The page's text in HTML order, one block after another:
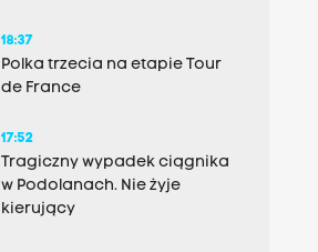
18:37
Polka trzecia na etapie Tour
de France
17:52
Tragiczny wypadek ciągnika
w Podolanach. Nie żyje
kierujący